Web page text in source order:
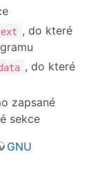
, do které
, do které
zapsané
sekce
GNU